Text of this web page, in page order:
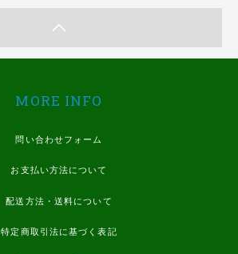
MORE INFO
問い合わせフォーム
お支払い方法について
配送方法・送料について
特定商取引法に基づく表記